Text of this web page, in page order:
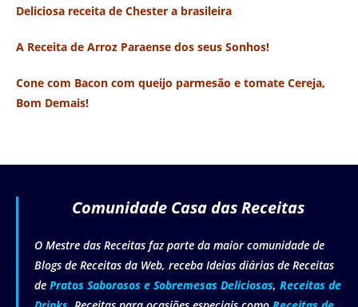
Deliciosa receita de Chester a brasileira
A Receita de Arroz Paraense dos seus Sonhos!
Cone com Bacon com queijo parmesão e tomate Cereja,
Bom Demais!
Comunidade Casa das Receitas
O Mestre das Receitas faz parte da maior comunidade de
Blogs de Receitas da Web, receba Ideias diárias de Receitas
de Pratos Saborosos e Sobremesas Deliciosas, Receitas de